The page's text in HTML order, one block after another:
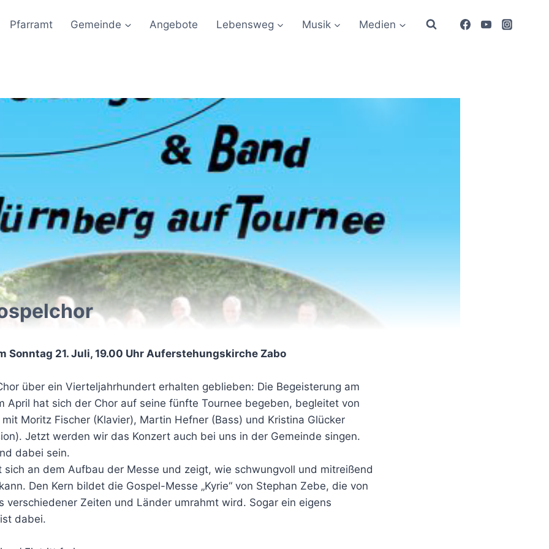
Pfarramt Gemeinde Angebote Lebensweg Musik Medien
Sonntag 21. Juli, 19.00 Uhr Auferstehungskirche Zabo
über ein Vierteljahrhundert erhalten geblieben: Die Begeisterung am
April hat sich der Chor auf seine fünfte Tournee begeben, begleitet von
Moritz Fischer (Klavier), Martin Hefner (Bass) und Kristina Glücker
Jetzt werden wir das Konzert auch bei uns in der Gemeinde singen.
dabei sein.
sich an dem Aufbau der Messe und zeigt, wie schwungvoll und mitreißend
Den Kern bildet die Gospel-Messe „Kyrie“ von Stephan Zebe, die von
verschiedener Zeiten und Länder umrahmt wird. Sogar ein eigens
dabei.